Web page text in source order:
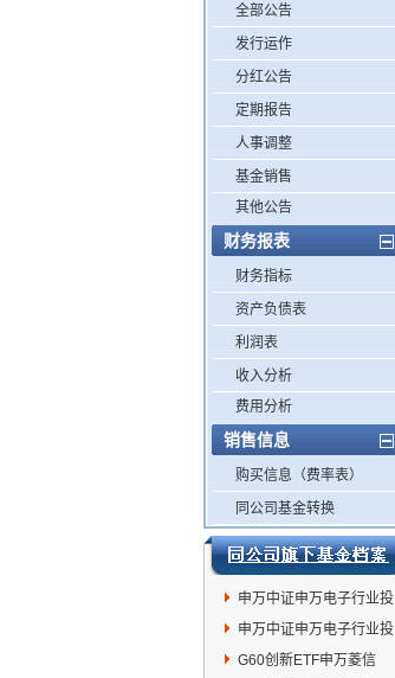
全部公告
发行运作
分红公告
定期报告
人事调整
基金销售
其他公告
财务报表
财务指标
资产负债表
利润表
收入分析
费用分析
销售信息
购买信息（费率表）
同公司基金转换
申万中证申万电子行业投
资指数(LOF)C
申万中证申万电子行业投
资指数(LOF)A
G60创新ETF申万菱信